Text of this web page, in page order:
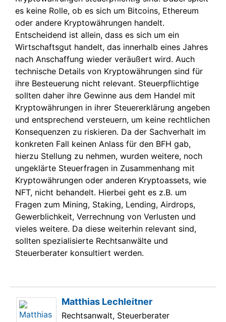
es keine Rolle, ob es sich um Bitcoins, Ethereum
oder andere Kryptowährungen handelt.
Entscheidend ist allein, dass es sich um ein
Wirtschaftsgut handelt, das innerhalb eines Jahres
nach Anschaffung wieder veräußert wird. Auch
technische Details von Kryptowährungen sind für
ihre Besteuerung nicht relevant. Steuerpflichtige
sollten daher ihre Gewinne aus dem Handel mit
Kryptowährungen in ihrer Steuererklärung angeben
und entsprechend versteuern, um keine rechtlichen
Konsequenzen zu riskieren. Da der Sachverhalt im
konkreten Fall keinen Anlass für den BFH gab,
hierzu Stellung zu nehmen, wurden weitere, noch
ungeklärte Steuerfragen in Zusammenhang mit
Kryptowährungen oder anderen Kryptoassets, wie
NFT, nicht behandelt. Hierbei geht es z.B. um
Fragen zum Mining, Staking, Lending, Airdrops,
Gewerblichkeit, Verrechnung von Verlusten und
vieles weitere. Da diese weiterhin relevant sind,
sollten spezialisierte Rechtsanwälte und
Steuerberater konsultiert werden.
Matthias Lechleitner
Rechtsanwalt, Steuerberater